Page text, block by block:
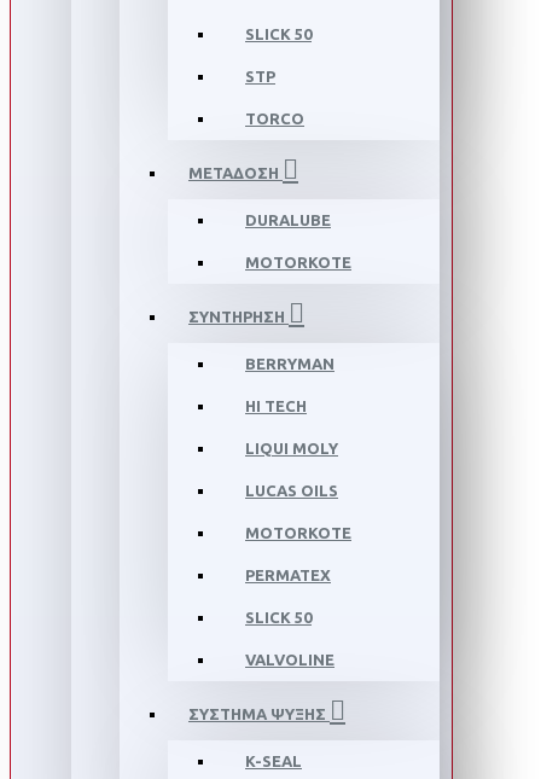
SLICK 50
STP
TORCO
ΜΕΤΑΔΟΣΗ
DURALUBE
MOTORKOTE
ΣΥΝΤΗΡΗΣΗ
BERRYMAN
HI TECH
LIQUI MOLY
LUCAS OILS
MOTORKOTE
PERMATEX
SLICK 50
VALVOLINE
ΣΥΣΤΗΜΑ ΨΥΞΗΣ
K-SEAL